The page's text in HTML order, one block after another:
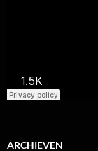
ARCHIEVEN